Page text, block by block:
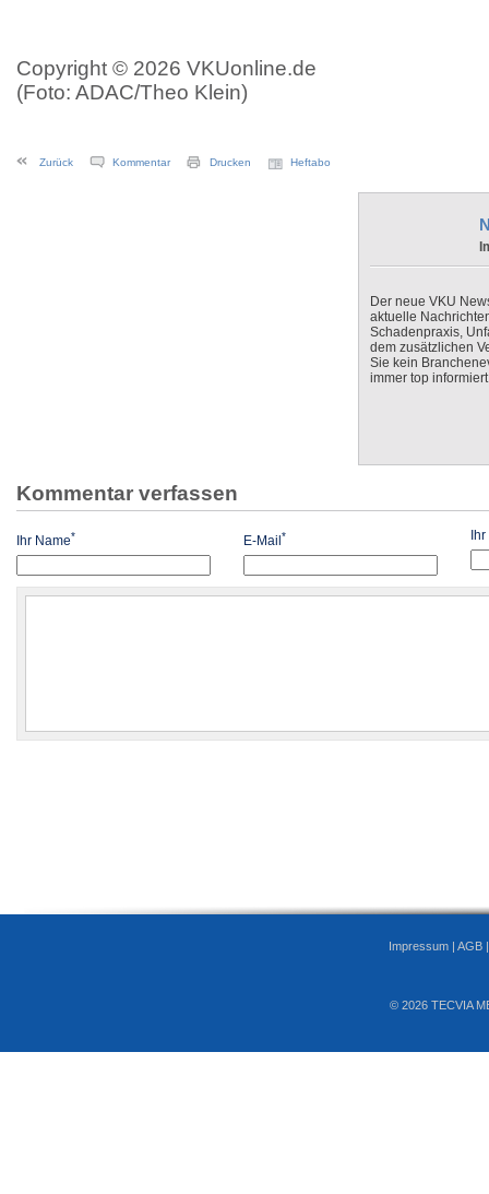
Copyright © 2026 VKUonline.de
(Foto: ADAC/Theo Klein)
Zurück Kommentar Drucken Heftabo
Der neue VKU
aktuelle
Schadenpraxis,
dem zusätzlichen
Sie kein
immer top
Kommentar verfassen
Ihr Name* E-Mail* Ihr
Impressum | AGB
© 2026 TECVIA